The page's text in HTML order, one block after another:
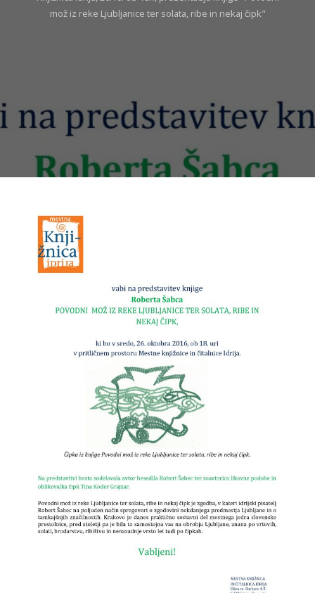
mož iz reke Ljubljanice ter solata, ribe in nekaj čipk"